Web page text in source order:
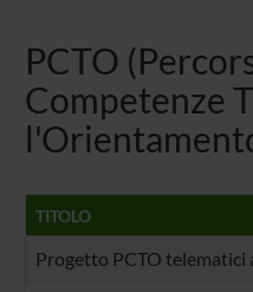
PCTO
Competenze
TITOLO
Progetto PCTO telematici